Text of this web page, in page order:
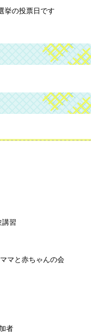
挙の投票日です
講習
マと赤ちゃんの会
者